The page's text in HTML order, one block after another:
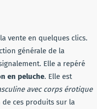
vente en quelques clics.
générale de la
Elle a repéré
en peluche. Elle est
avec corps érotique
ces produits sur la